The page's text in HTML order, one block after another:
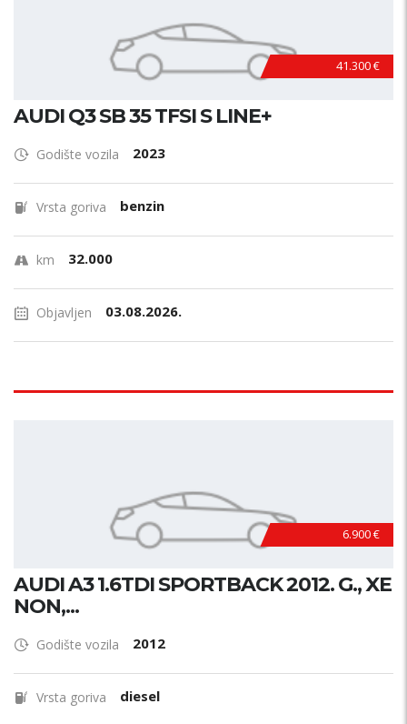
41.300 €
AUDI Q3 SB 35 TFSI S LINE+
Godište vozila 2023
Vrsta goriva benzin
km 32.000
Objavljen 03.08.2026.
6.900 €
AUDI A3 1.6TDI SPORTBACK 2012. G., XE
NON,...
Godište vozila 2012
Vrsta goriva diesel